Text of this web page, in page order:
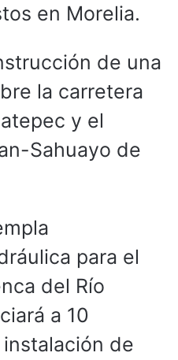
en Morelia.
de una
la carretera
y el
Sahuayo de
para el
del Río
a 10
de